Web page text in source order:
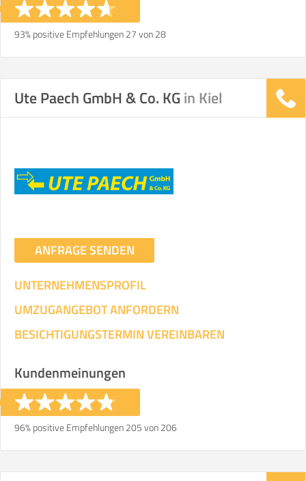
93% positive Empfehlungen 27 von 28
Ute Paech GmbH & Co. KGin Kiel
ANFRAGE SENDEN
UNTERNEHMENSPROFIL
UMZUGANGEBOT ANFORDERN
BESICHTIGUNGSTERMIN VEREINBAREN
Kundenmeinungen
96% positive Empfehlungen 205 von 206